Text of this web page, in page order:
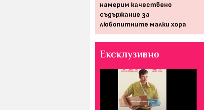
намерим качествено
съдържание за
любопитните малки хора
Ексклузивно